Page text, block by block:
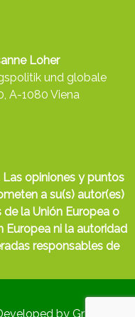
Loher
und globale
A-1080 Viena
Las opiniones y puntos
a su(s) autor(es)
la Unión Europea o
Europea ni la autoridad
responsables de
by Gryd